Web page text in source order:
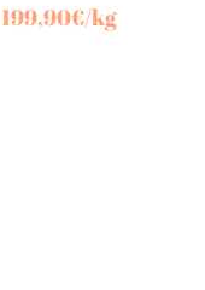
199,90€/kg